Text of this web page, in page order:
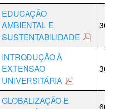
EDUCAÇÃO
AMBIENTAL E
SUSTENTABILIDADE
30
INTRODUÇÃO À
EXTENSÃO
UNIVERSITÁRIA
30
GLOBALIZAÇÃO E
60